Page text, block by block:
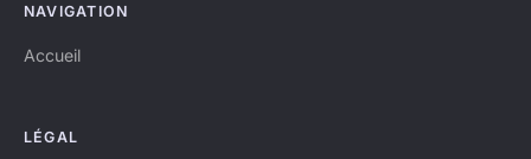
NAVIGATION
Accueil
LÉGAL